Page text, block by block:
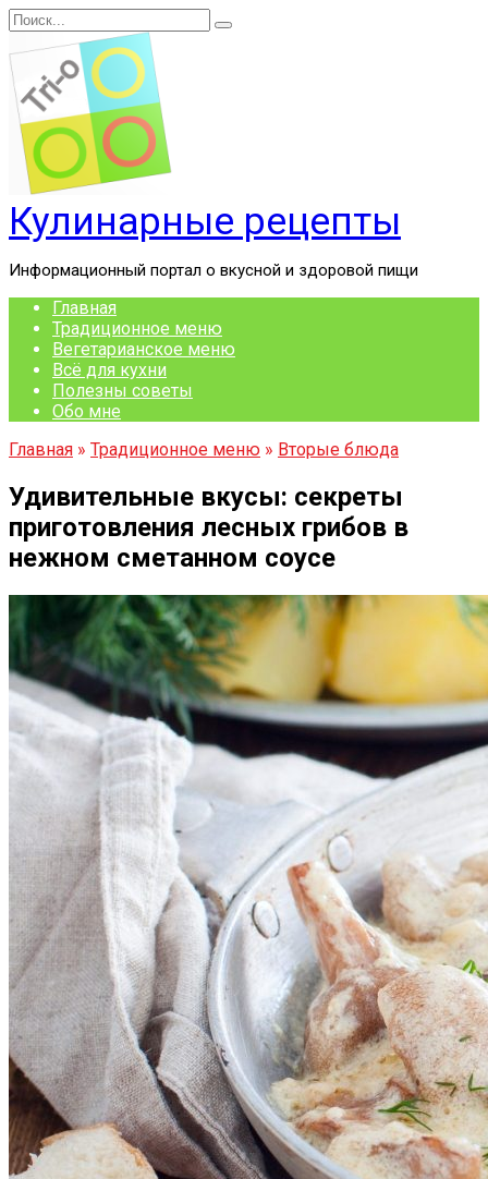
Перейти
к
содержанию
Search
for:
Кулинарные рецепты
Информационный портал о вкусной и здоровой пищи
Главная
Традиционное меню
Вегетарианское меню
Всё для кухни
Полезны советы
Обо мне
Главная » Традиционное меню » Вторые блюда
Удивительные вкусы: секреты
приготовления лесных грибов в
нежном сметанном соусе